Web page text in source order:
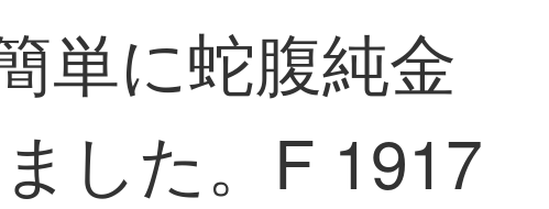
単に蛇腹純金
した。F 1917